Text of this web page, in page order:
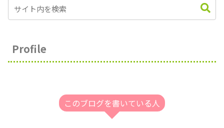
Profile
このブログを書いている人